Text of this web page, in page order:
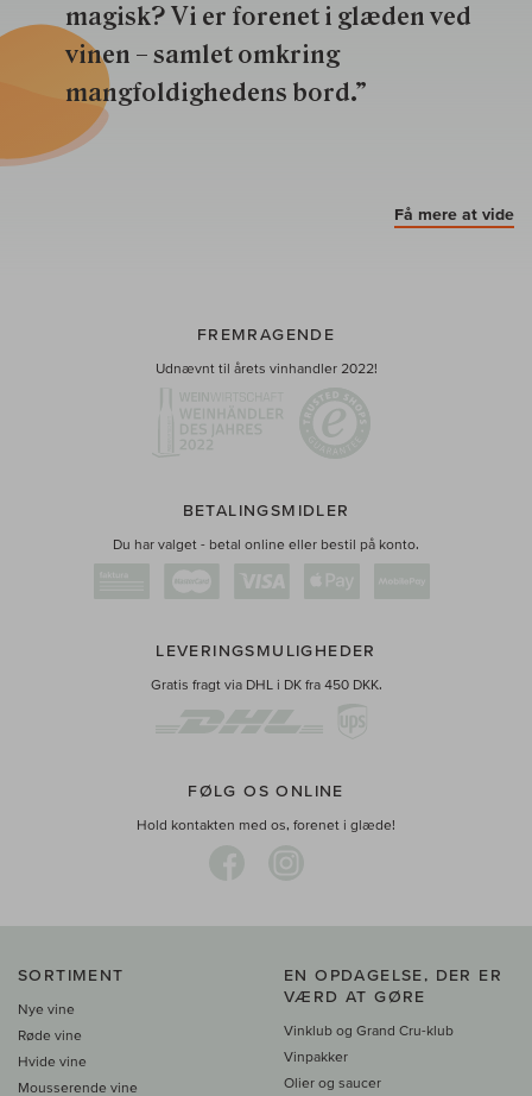
magisk? Vi er forenet i glæden ved
vinen – samlet omkring
mangfoldighedens bord.”
Få mere at vide
FREMRAGENDE
Udnævnt til årets vinhandler 2022!
BETALINGSMIDLER
Du har valget - betal online eller bestil på konto.
LEVERINGSMULIGHEDER
Gratis fragt via DHL i DK fra 450 DKK.
FØLG OS ONLINE
Hold kontakten med os, forenet i glæde!
SORTIMENT
Nye vine
Røde vine
Hvide vine
Mousserende vine
EN OPDAGELSE, DER ER
VÆRD AT GØRE
Vinklub og Grand Cru-klub
Vinpakker
Olier og saucer